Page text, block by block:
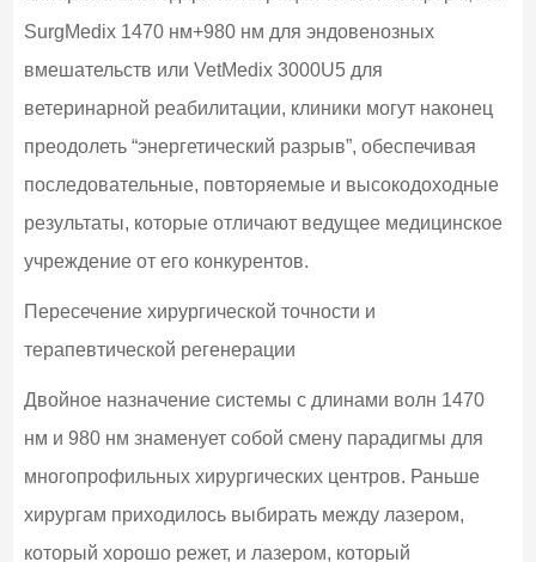
SurgMedix 1470 нм+980 нм для эндовенозных
вмешательств или VetMedix 3000U5 для
ветеринарной реабилитации, клиники могут наконец
преодолеть “энергетический разрыв”, обеспечивая
последовательные, повторяемые и высокодоходные
результаты, которые отличают ведущее медицинское
учреждение от его конкурентов.
Пересечение хирургической точности и
терапевтической регенерации
Двойное назначение системы с длинами волн 1470
нм и 980 нм знаменует собой смену парадигмы для
многопрофильных хирургических центров. Раньше
хирургам приходилось выбирать между лазером,
который хорошо режет, и лазером, который